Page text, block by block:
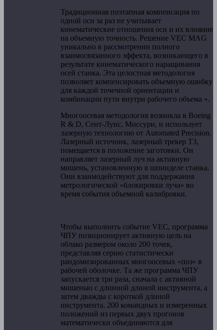
Традиционная поэтапная компенсация по
одной оси за раз не учитывает
кинематические отношения оси и их влияние
на объемную точность. Решение VEC MAG
уникально в рассмотрении полного
взаимосвязанного эффекта, возникающего в
результате кинематического наращивания
осей станка. Эта целостная методология
позволяет компенсировать объемную ошибку
для каждой точечной ориентации и
комбинации пути внутри рабочего объема ».
Многоосевая методология возникла в Boeing
R & D, Сент-Луис, Миссури, и использует
лазерную технологию от Automated Precision.
Лазерный источник, лазерный трекер T3,
помещается в положение заготовки. Он
направляет лазерный луч на активную
мишень, установленную в шпинделе станка.
Они взаимодействуют для поддержания
метрологической «блокировки луча» во
время события объемной калибровки.
Чтобы выполнить событие VEC, программа
ЧПУ позиционирует активную цель на
облако размером около 200 точек,
представляя серию статистически
рандомизированных многоосевых «поз» в
рабочей оболочке. Та же программа ЧПУ
запускается три раза, сначала с активной
мишенью с длинной длиной инструмента, а
затем дважды с короткой длиной
инструмента. 200 командных и измеренных
положений из первых двух прогонов
математически объединяются для